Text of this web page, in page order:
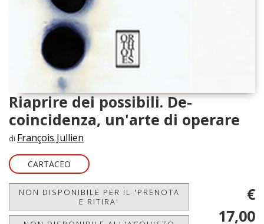
Riaprire dei possibili. De-
coincidenza, un'arte di operare
di François Jullien
CARTACEO
NON DISPONIBILE PER IL 'PRENOTA
E RITIRA'
€
17,00